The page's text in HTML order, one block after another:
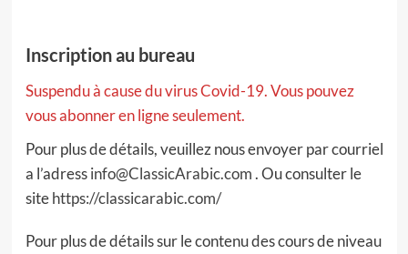
Inscription au bureau
Suspendu à cause du virus Covid-19. Vous pouvez
vous abonner en ligne seulement.
Pour plus de détails, veuillez nous envoyer par courriel
a l’adressinfo@ClassicArabic.com. Ou consulter le
sitehttps://classicarabic.com/
Pour plus de détails sur le contenu des cours de niveau